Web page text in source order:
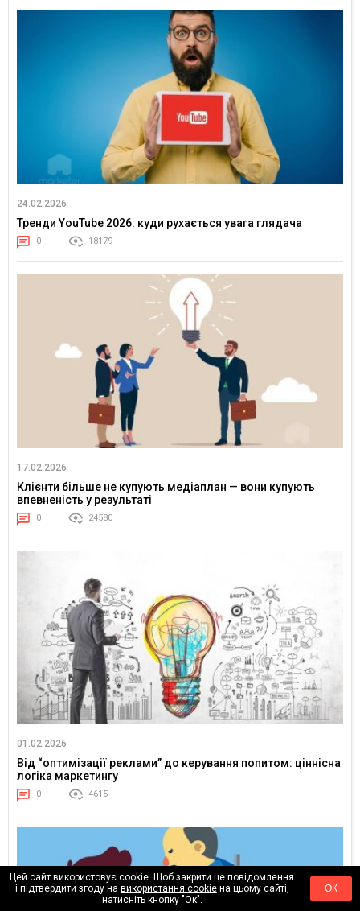
24.02.2026
Тренди YouTube 2026: куди рухається увага глядача
0 18179
17.02.2026
Клієнти більше не купують медіаплан — вони купують
впевненість у результаті
0 24580
01.02.2026
Від “оптимізації реклами” до керування попитом: ціннісна
логіка маркетингу
0 4615
Цей сайт використовує cookie. Щоб закрити це повідомлення
і підтвердити згоду на використання cookieна цьому сайті,
натисніть кнопку "Ок".
ОК